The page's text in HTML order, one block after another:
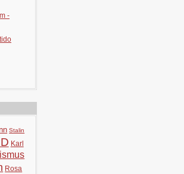
-
Stalin
Karl
Rosa